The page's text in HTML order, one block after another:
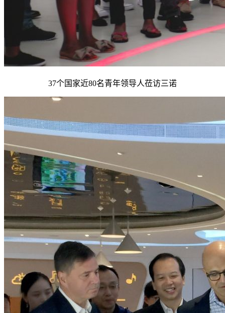
37个国家近80名青年领导人莅访三诺